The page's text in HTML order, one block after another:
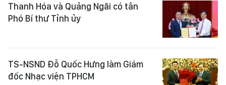
Thanh Hóa và Quảng Ngãi có tân
Phó Bí thư Tỉnh ủy
TS-NSND Đỗ Quốc Hưng làm Giám
đốc Nhạc viện TPHCM